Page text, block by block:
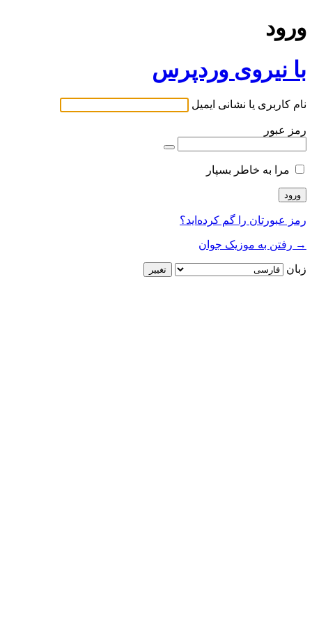
ورود
با نیروی وردپرس
نام کاربری یا نشانی ایمیل
رمز عبور
مرا به خاطر بسپار
رمز عبورتان را گم کرده‌اید؟
→ رفتن به موزیک جوان
زبان